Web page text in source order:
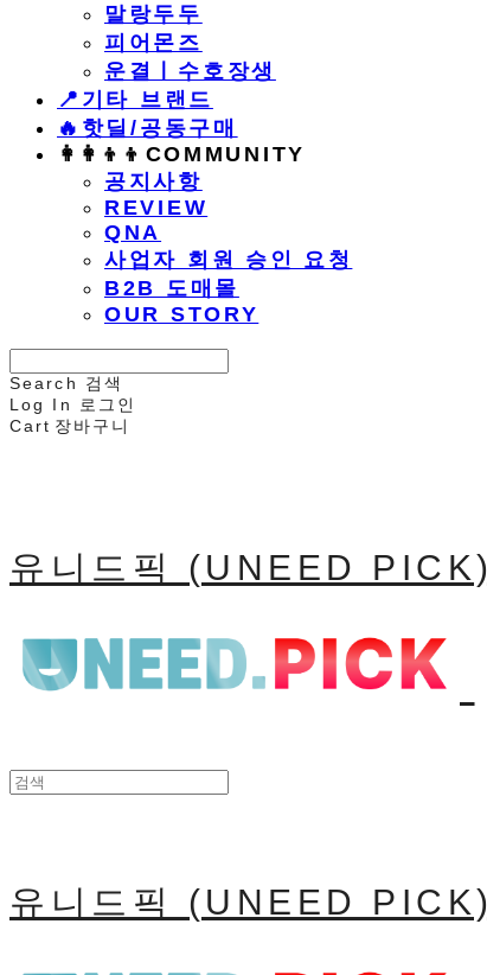
말랑두두
피어몬즈
운결ㅣ수호장생
📍기타 브랜드
🔥핫딜/공동구매
👩‍👩‍👦‍👦COMMUNITY
공지사항
REVIEW
QNA
사업자 회원 승인 요청
B2B 도매몰
OUR STORY
Search
검색
Log In
로그인
Cart 장바구니
유니드픽 (UNEED PICK)
유니드픽 (UNEED PICK)